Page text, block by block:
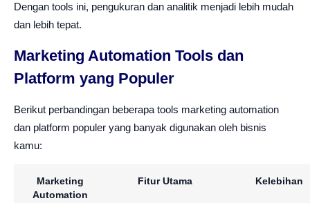
Dengan tools ini, pengukuran dan analitik menjadi lebih mudah
dan lebih tepat.
Marketing Automation Tools dan
Platform yang Populer
Berikut perbandingan beberapa tools marketing automation
dan platform populer yang banyak digunakan oleh bisnis
kamu:
Marketing
Automation
Fitur Utama Kelebihan